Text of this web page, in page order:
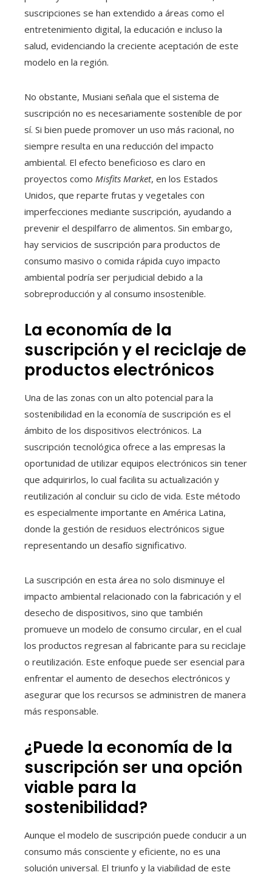
suscripciones se han extendido a áreas como el
entretenimiento digital, la educación e incluso la
salud, evidenciando la creciente aceptación de este
modelo en la región.
No obstante, Musiani señala que el sistema de
suscripción no es necesariamente sostenible de por
sí. Si bien puede promover un uso más racional, no
siempre resulta en una reducción del impacto
ambiental. El efecto beneficioso es claro en
proyectos como Misfits Market, en los Estados
Unidos, que reparte frutas y vegetales con
imperfecciones mediante suscripción, ayudando a
prevenir el despilfarro de alimentos. Sin embargo,
hay servicios de suscripción para productos de
consumo masivo o comida rápida cuyo impacto
ambiental podría ser perjudicial debido a la
sobreproducción y al consumo insostenible.
La economía de la
suscripción y el reciclaje de
productos electrónicos
Una de las zonas con un alto potencial para la
sostenibilidad en la economía de suscripción es el
ámbito de los dispositivos electrónicos. La
suscripción tecnológica ofrece a las empresas la
oportunidad de utilizar equipos electrónicos sin tener
que adquirirlos, lo cual facilita su actualización y
reutilización al concluir su ciclo de vida. Este método
es especialmente importante en América Latina,
donde la gestión de residuos electrónicos sigue
representando un desafío significativo.
La suscripción en esta área no solo disminuye el
impacto ambiental relacionado con la fabricación y el
desecho de dispositivos, sino que también
promueve un modelo de consumo circular, en el cual
los productos regresan al fabricante para su reciclaje
o reutilización. Este enfoque puede ser esencial para
enfrentar el aumento de desechos electrónicos y
asegurar que los recursos se administren de manera
más responsable.
¿Puede la economía de la
suscripción ser una opción
viable para la
sostenibilidad?
Aunque el modelo de suscripción puede conducir a un
consumo más consciente y eficiente, no es una
solución universal. El triunfo y la viabilidad de este